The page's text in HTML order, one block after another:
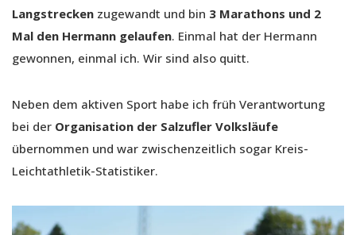
Langstrecken zugewandt und bin 3 Marathons und 2
Mal den Hermann gelaufen. Einmal hat der Hermann
gewonnen, einmal ich. Wir sind also quitt.
Neben dem aktiven Sport habe ich früh Verantwortung
bei der Organisation der Salzufler Volksläufe
übernommen und war zwischenzeitlich sogar Kreis-
Leichtathletik-Statistiker.